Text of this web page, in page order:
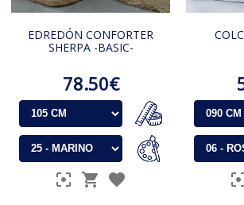
EDREDÓN CONFORTER
SHERPA -BASIC-
78.50€